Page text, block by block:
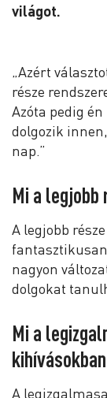
világot.
„Azért
része
Azóta pedig
dolgozik
nap.”
Mi a legjobb
A legjobb
nagyon
dolgokat
Mi a
A